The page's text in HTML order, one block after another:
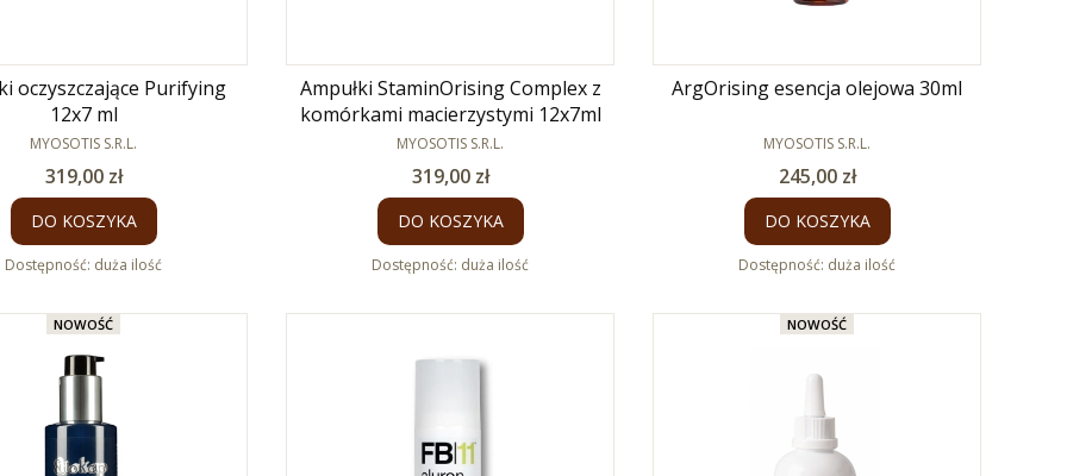
oczyszczające Purifying
12x7 ml
PRODUCENT
MYOSOTIS S.R.L.
Cena
319,00 zł
DO KOSZYKA
Dostępność: duża ilość
Ampułki StaminOrising Complex z
komórkami macierzystymi 12x7ml
PRODUCENT
MYOSOTIS S.R.L.
Cena
319,00 zł
DO KOSZYKA
Dostępność: duża ilość
ArgOrising esencja olejowa 30ml
PRODUCENT
MYOSOTIS S.R.L.
Cena
245,00 zł
DO KOSZYKA
Dostępność: duża ilość
NOWOŚĆ NOWOŚĆ